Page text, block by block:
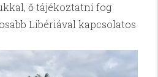
ő tájékoztatni fog
Libériával kapcsolatos